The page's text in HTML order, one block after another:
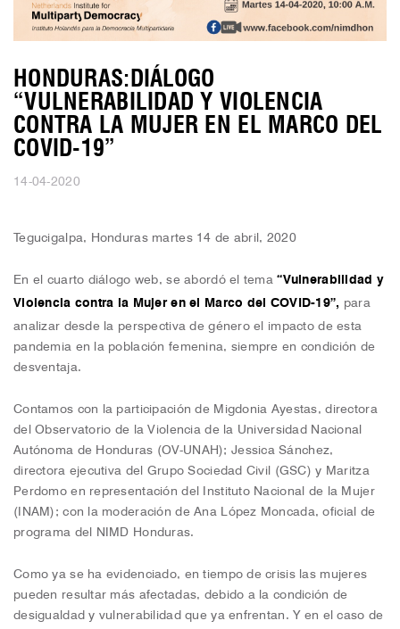
HONDURAS:DIÁLOGO
“VULNERABILIDAD Y VIOLENCIA
CONTRA LA MUJER EN EL MARCO DEL
COVID-19”
14-04-2020
Tegucigalpa, Honduras martes 14 de abril, 2020
En el cuarto diálogo web, se abordó el tema
“Vulnerabilidad y
Violencia contra la Mujer en el Marco del COVID-19”,
para
analizar desde la perspectiva de género el impacto de esta
pandemia en la población femenina, siempre en condición de
desventaja.
Contamos con la participación de Migdonia Ayestas, directora
del Observatorio de la Violencia de la Universidad Nacional
Autónoma de Honduras (OV-UNAH); Jessica Sánchez,
directora ejecutiva del Grupo Sociedad Civil (GSC) y Maritza
Perdomo en representación del Instituto Nacional de la Mujer
(INAM); con la moderación de Ana López Moncada, oficial de
programa del NIMD Honduras.
Como ya se ha evidenciado, en tiempo de crisis las mujeres
pueden resultar más afectadas, debido a la condición de
desigualdad y vulnerabilidad que ya enfrentan. Y en el caso de